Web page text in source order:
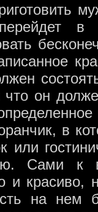
в
он
в
или
Сами к
и красиво,
на нем